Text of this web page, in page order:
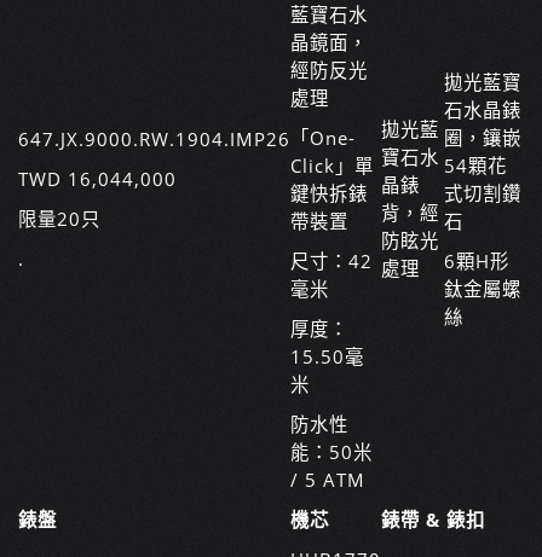
647.JX.9000.RW.1904.IMP26
TWD 16,044,000
限量20只
.
藍寶石水
晶鏡面，
經防反光
處理
「One-
Click」單
鍵快拆錶
帶裝置
尺寸：42
毫米
厚度：
15.50毫
米
防水性
能：50米
/ 5 ATM
拋光藍
寶石水
晶錶
背，經
防眩光
處理
拋光藍寶
石水晶錶
圈，鑲嵌
54顆花
式切割鑽
石
6顆H形
鈦金屬螺
絲
錶盤 機芯
錶帶 & 錶扣